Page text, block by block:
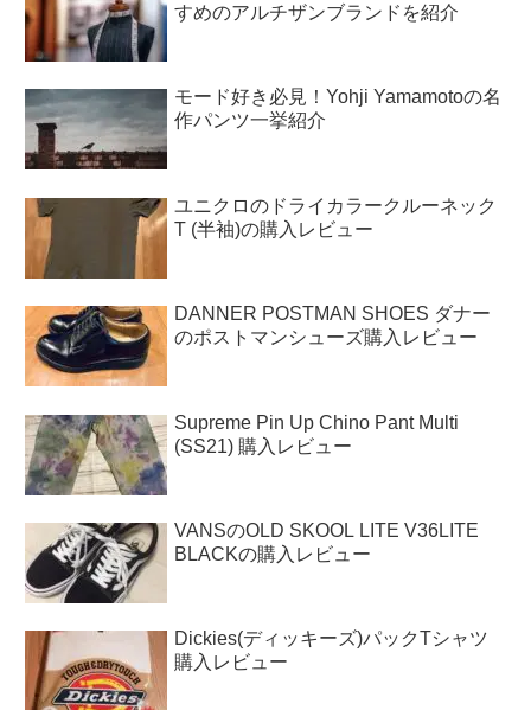
すめのアルチザンブランドを紹介
モード好き必見！Yohji Yamamotoの名
作パンツ一挙紹介
ユニクロのドライカラークルーネック
T (半袖)の購入レビュー
DANNER POSTMAN SHOES ダナー
のポストマンシューズ購入レビュー
Supreme Pin Up Chino Pant Multi
(SS21) 購入レビュー
VANSのOLD SKOOL LITE V36LITE
BLACKの購入レビュー
Dickies(ディッキーズ)パックTシャツ
購入レビュー